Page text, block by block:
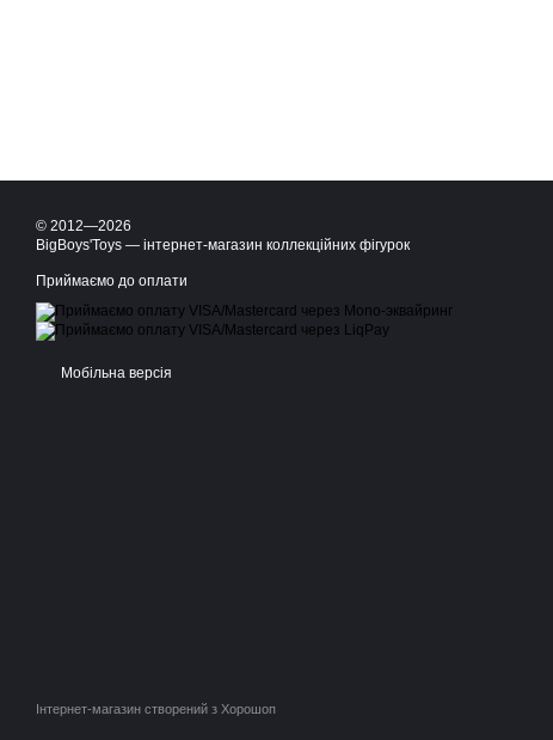
© 2012—2026
BigBoys'Toys — інтернет-магазин коллекційних фігурок
Приймаємо до оплати
Мобільна версія
Інтернет-магазин створений з Хорошоп